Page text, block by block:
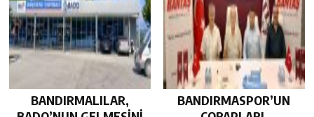
BANDIRMALILAR,
BANDIRMASPOR’UN